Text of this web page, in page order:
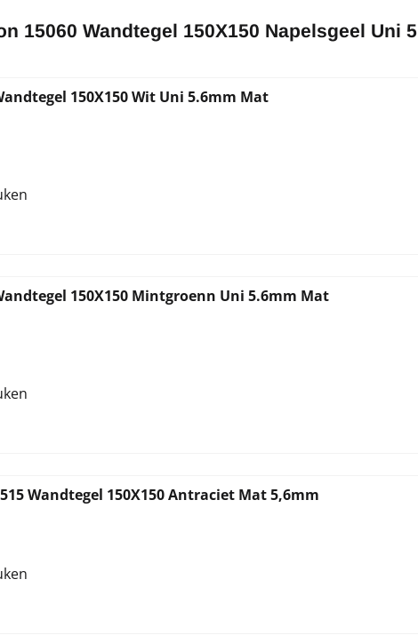
15060 Wandtegel 150X150 Napelsgeel Uni
150X150 Wit Uni 5.6mm Mat
150X150 Mintgroenn Uni 5.6mm Mat
Wandtegel 150X150 Antraciet Mat 5,6mm